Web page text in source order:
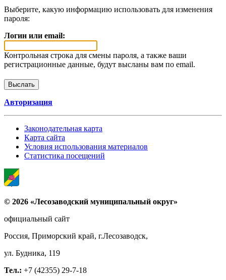
Выберите, какую информацию использовать для изменения
пароля:
Логин или email:
Контрольная строка для смены пароля, а также ваши
регистрационные данные, будут высланы вам по email.
Авторизация
Законодательная карта
Карта сайта
Условия использования материалов
Статистика посещений
© 2026 «Лесозаводский муниципальный округ»
официальный сайт
Россия, Приморский край, г.Лесозаводск,
ул. Будника, 119
Тел.: +7 (42355) 29-7-18